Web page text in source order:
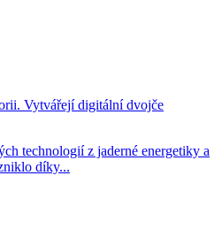
Vytvářejí digitální dvojče
technologií z jaderné energetiky a
díky...